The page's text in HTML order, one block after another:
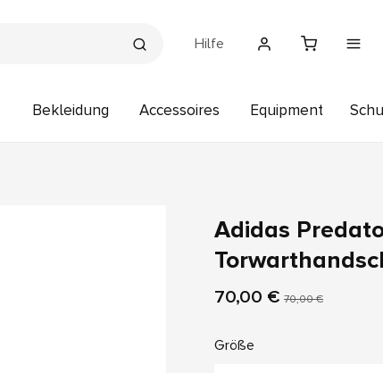
Hilfe
Bekleidung Accessoires Equipment
Adidas
70,00 € 70,00 €
Größe